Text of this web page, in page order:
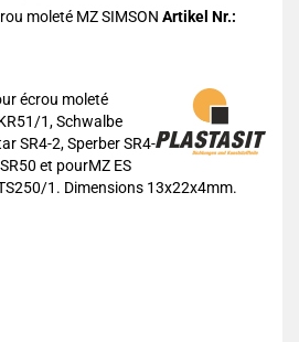
moleté MZ SIMSON Artikel Nr.:
écrou moleté
1, Schwalbe
SR4-2, Sperber SR4-
et pourMZ ES
1. Dimensions 13x22x4mm.